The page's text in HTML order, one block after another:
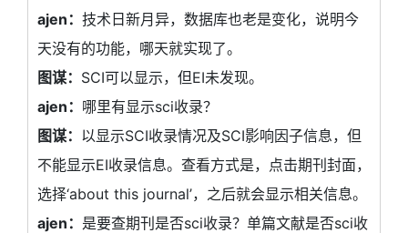
ajen： 技术日新月异，数据库也老是变化，说明今
天没有的功能，哪天就实现了。
图谋： SCI可以显示，但EI未发现。
ajen： 哪里有显示sci收录？
图谋： 以显示SCI收录情况及SCI影响因子信息，但
不能显示EI收录信息。查看方式是，点击期刊封面，
选择‘about this journal’，之后就会显示相关信息。
ajen： 是要查期刊是否sci收录？单篇文献是否sci收